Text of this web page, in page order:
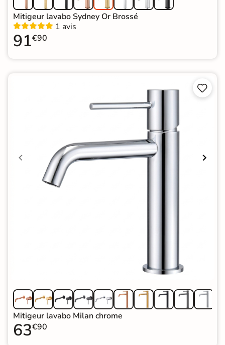
Mitigeur lavabo Sydney Or Brossé
1 avis
91€90


Mitigeur lavabo Milan chrome
63€90